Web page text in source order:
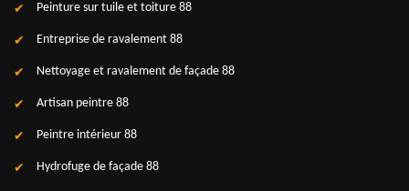
Peinture sur tuile et toiture 88
Entreprise de ravalement 88
Nettoyage et ravalement de façade 88
Artisan peintre 88
Peintre intérieur 88
Hydrofuge de façade 88